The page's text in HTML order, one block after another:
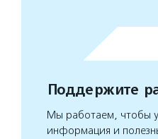
Поддержите
Мы работаем, чтобы у
информация и